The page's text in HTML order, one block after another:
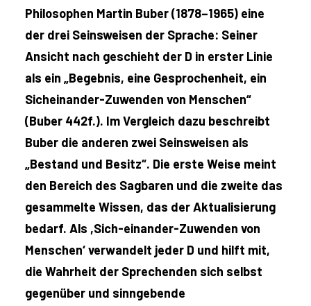
Philosophen Martin Buber (1878–1965) eine
der drei Seinsweisen der Sprache: Seiner
Ansicht nach geschieht der D in erster Linie
als ein „Begebnis, eine Gesprochenheit, ein
Sicheinander-Zuwenden von Menschen“
(Buber 442f.). Im Vergleich dazu beschreibt
Buber die anderen zwei Seinsweisen als
„Bestand und Besitz“. Die erste Weise meint
den Bereich des Sagbaren und die zweite das
gesammelte Wissen, das der Aktualisierung
bedarf. Als ,Sich-einander-Zuwenden von
Menschen‘ verwandelt jeder D und hilft mit,
die Wahrheit der Sprechenden sich selbst
gegenüber und sinngebende